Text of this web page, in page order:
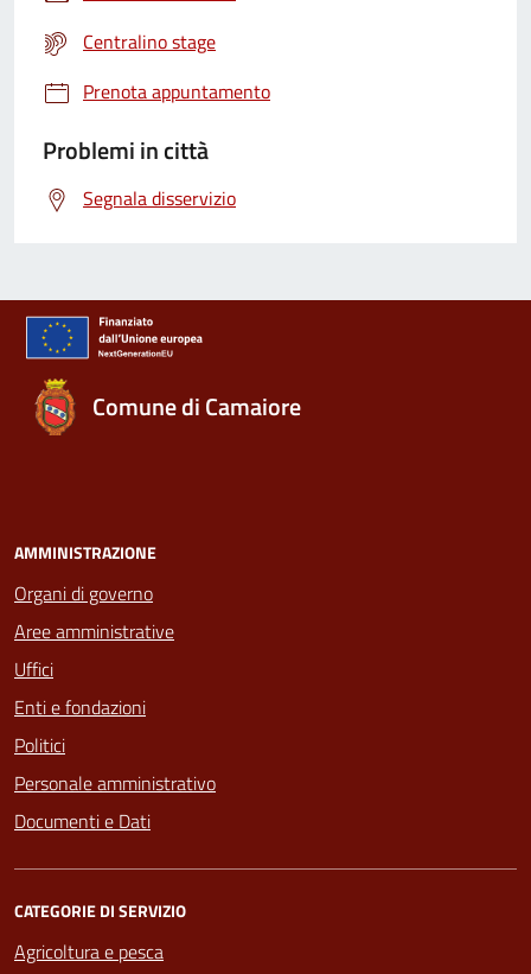
Centralino stage
Prenota appuntamento
Problemi in città
Segnala disservizio
Comune di Camaiore
AMMINISTRAZIONE
Organi di governo
Aree amministrative
Uffici
Enti e fondazioni
Politici
Personale amministrativo
Documenti e Dati
CATEGORIE DI SERVIZIO
Agricoltura e pesca